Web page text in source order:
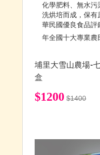
化學肥料、無水
洗烘培而成，保
華民國優良食品
年全國十大專業農
埔里大雪山農場-
盒
$1200 $1400